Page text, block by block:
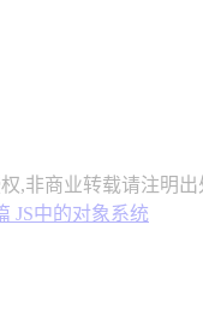
,非商业转载请注明
JS中的对象系统